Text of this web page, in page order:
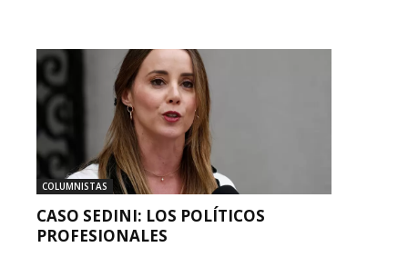
COLUMNISTAS
CASO SEDINI: LOS POLÍTICOS
PROFESIONALES